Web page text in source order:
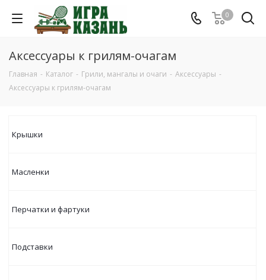
0
Аксессуары к грилям-очагам
Главная - Каталог - Грили, мангалы и очаги - Аксессуары -
Аксессуары к грилям-очагам
Крышки
Масленки
Перчатки и фартуки
Подставки